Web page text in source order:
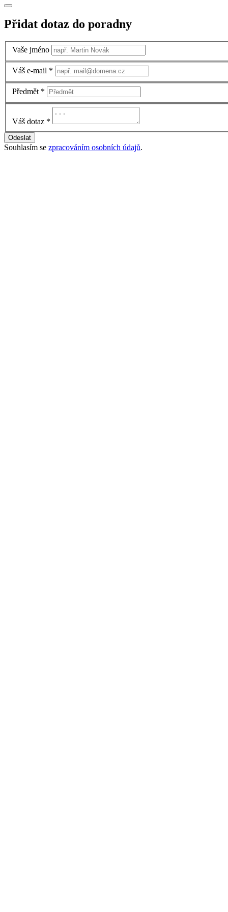
Přidat dotaz do poradny
Vaše jméno
Váš e-mail *
Předmět *
Váš dotaz *
Odeslat
Souhlasím se zpracováním osobních údajů.